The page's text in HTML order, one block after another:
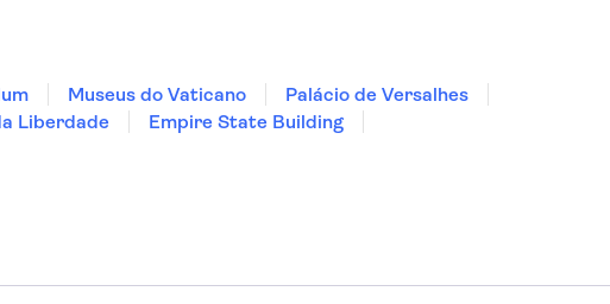
Museus do Vaticano
Palácio de Versalhes
Liberdade
Empire State Building